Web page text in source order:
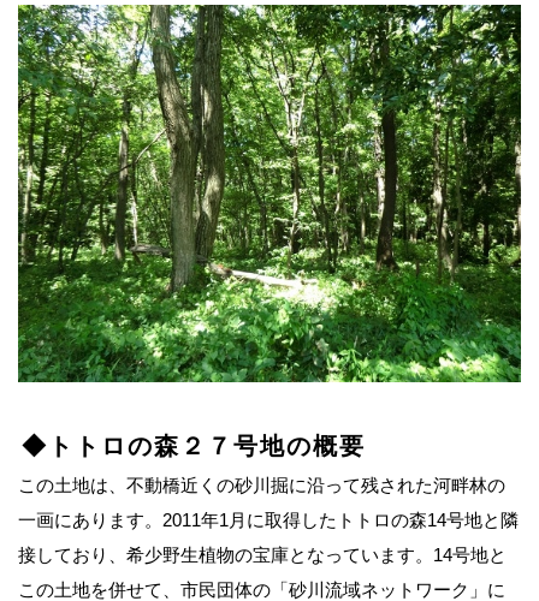
◆トトロの森２７号地の概要
この土地は、不動橋近くの砂川掘に沿って残された河畔林の
一画にあります。2011年1月に取得したトトロの森14号地と隣
接しており、希少野生植物の宝庫となっています。14号地と
この土地を併せて、市民団体の「砂川流域ネットワーク」に